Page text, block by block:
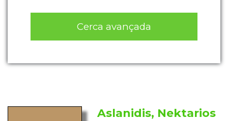
Cerca avançada
Aslanidis, Nektarios